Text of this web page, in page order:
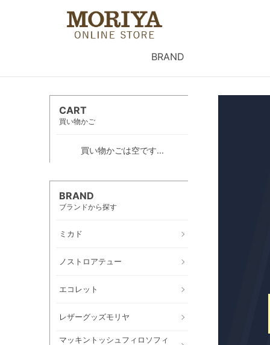
BRAND
CART
買い物かご
買い物かごは空です...
BRAND
ブランドから探す
ミカド
ノストロアテュー
エコレット
レザーグッズモリヤ
マッキントッシュフィロソフィ